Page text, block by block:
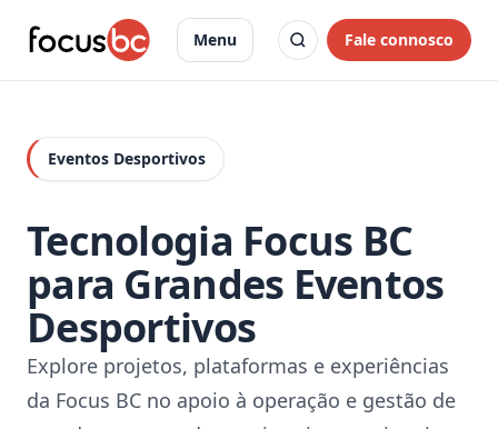
Menu Fale connosco
Eventos Desportivos
Tecnologia Focus BC
para Grandes Eventos
Desportivos
Explore projetos, plataformas e experiências
da Focus BC no apoio à operação e gestão de